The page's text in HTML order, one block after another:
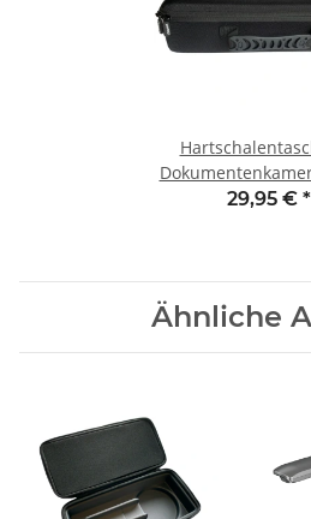
DC960/990
29,95 € *
Ähnliche